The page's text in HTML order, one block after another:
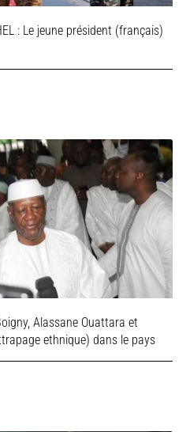
: Le jeune président (français)
Alassane Ouattara et
ethnique) dans le pays